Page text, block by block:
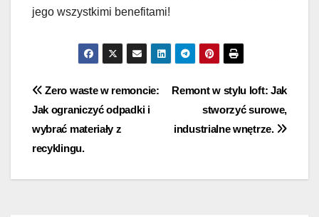
jego wszystkimi benefitami!
Nawigacja
wpisu
Remont w stylu loft: Jak
stworzyć surowe,
industrialne wnętrze.
Zero waste w remoncie:
Jak ograniczyć odpadki i
wybrać materiały z
recyklingu.